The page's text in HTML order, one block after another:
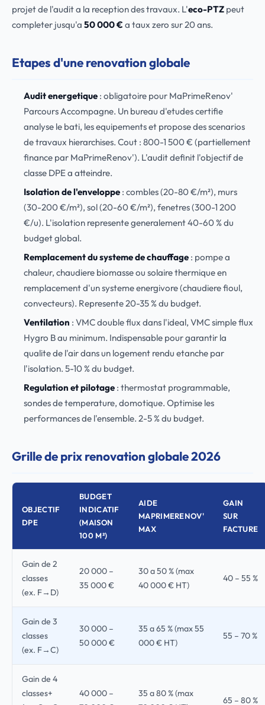
projet de l'audit a la reception des travaux. L'eco-PTZ peut
completer jusqu'a 50 000 € a taux zero sur 20 ans.
Etapes d'une renovation globale
Audit energetique: obligatoire pour MaPrimeRenov'
Parcours Accompagne. Un bureau d'etudes certifie
analyse le bati, les equipements et propose des scenarios
de travaux hierarchises. Cout : 800-1 500 € (partiellement
finance par MaPrimeRenov'). L'audit definit l'objectif de
classe DPE a atteindre.
Isolation de l'enveloppe: combles (20-80 €/m²), murs
(30-200 €/m²), sol (20-60 €/m²), fenetres (300-1 200
€/u). L'isolation represente generalement 40-60 % du
budget global.
Remplacement du systeme de chauffage: pompe a
chaleur, chaudiere biomasse ou solaire thermique en
remplacement d'un systeme energivore (chaudiere fioul,
convecteurs). Represente 20-35 % du budget.
Ventilation : VMC double flux dans l'ideal, VMC simple flux
Hygro B au minimum. Indispensable pour garantir la
qualite de l'air dans un logement rendu etanche par
l'isolation. 5-10 % du budget.
Regulation et pilotage: thermostat programmable,
sondes de temperature, domotique. Optimise les
performances de l'ensemble. 2-5 % du budget.
Grille de prix renovation globale 2026
OBJECTIF
DPE
BUDGET
INDICATIF
(MAISON
100 M²)
AIDE
MAPRIMERENOV'
MAX
GAIN
SUR
FACTURE
Gain de 2
classes
(ex. F→D)
20 000 –
35 000 €
30 a 50 % (max
40 000 € HT)
40 – 55 %
Gain de 3
classes
(ex. F→C)
30 000 –
50 000 €
35 a 65 % (max 55
000 € HT)
55 – 70 %
Gain de 4
classes+
40 000 –
35 a 80 % (max
65 – 80 %